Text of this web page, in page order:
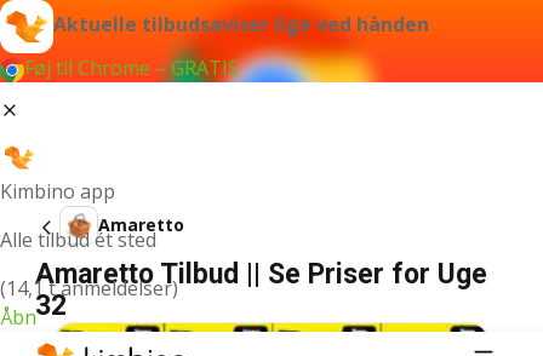
Aktuelle tilbudsaviser lige ved hånden
Føj til Chrome – GRATIS
Kimbino app
Alle tilbud ét sted
(14,1 t anmeldelser)
Åbn
Amaretto
Amaretto Tilbud || Se Priser for Uge
32